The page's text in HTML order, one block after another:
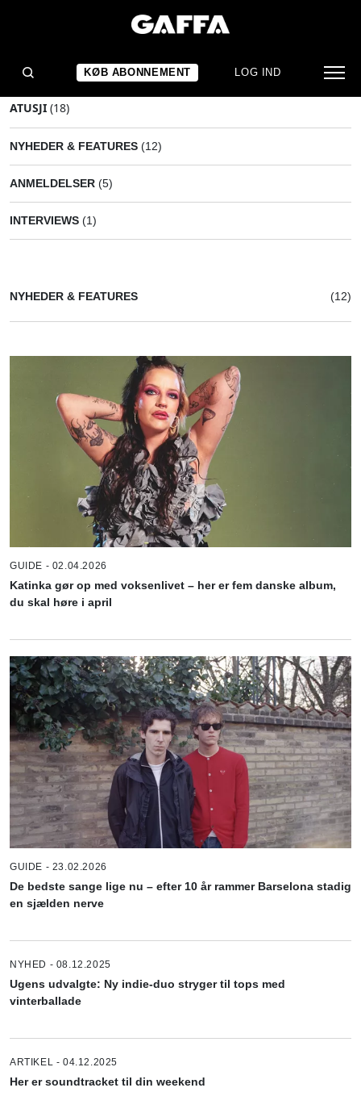
KØB ABONNEMENT LOG IND
ATUSJI (18)
NYHEDER & FEATURES (12)
ANMELDELSER (5)
INTERVIEWS (1)
NYHEDER & FEATURES (12)
GUIDE - 02.04.2026
Katinka gør op med voksenlivet – her er fem danske album,
du skal høre i april
GUIDE - 23.02.2026
De bedste sange lige nu – efter 10 år rammer Barselona stadig
en sjælden nerve
NYHED - 08.12.2025
Ugens udvalgte: Ny indie-duo stryger til tops med
vinterballade
ARTIKEL - 04.12.2025
Her er soundtracket til din weekend